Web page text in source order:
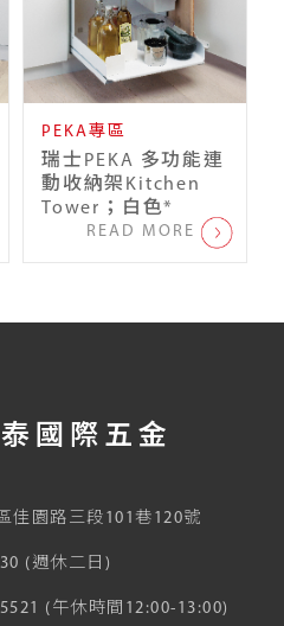
PEKA專區
瑞士PEKA 多功能連
動收納架Kitchen
Tower；白色*
READ MORE
國際五金
佳園路三段101巷120號
(週休二日)
(午休時間12:00-13:00)